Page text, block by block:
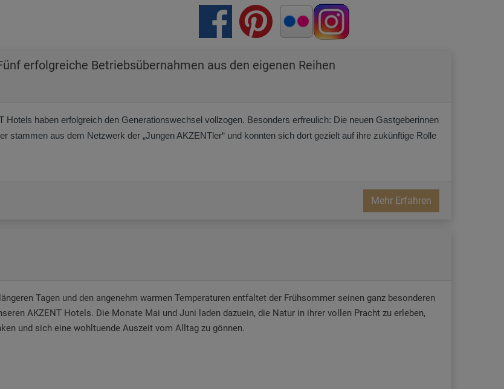
erfolgreiche Betriebsübernahmen aus den eigenen Reihen
Hotels haben erfolgreich den Generationswechsel vollzogen. Besonders erfreulich: Die neuen Gastgeberinnen
stammen aus dem Netzwerk der „Jungen AKZENTler“ und konnten sich dort gezielt auf ihre zukünftige Rolle
Mehr Erfahren
Tagen und den angenehm warmen Temperaturen entfaltet der Frühsommer seinen ganz besonderen
AKZENT Hotels. Die Monate Mai und Juni laden dazuein, die Natur in ihrer vollen Pracht zu erleben,
und sich eine wohltuende Auszeit vom Alltag zu gönnen.